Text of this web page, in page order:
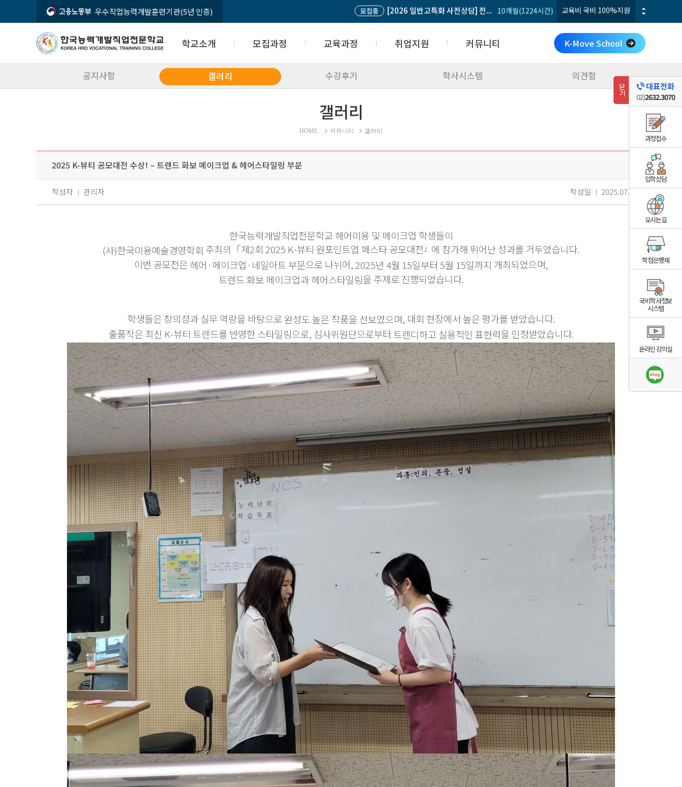
우수직업능력개발훈련기관(5년 인증) [우수과정]베트남 경영 중간관... 2025-08-29 ~ 2026-04-24 (국... 교육비 연수비 전액 무료
2개월(9회/주말) 교육비
학교소개
시설소개
모집과정
모집과정 접수
접수조회
교육과정
국가기간전략산업직종
내일배움카드
고등학교 위탁과정
재직자과정
사업주 위탁과정
취업지원
취업성공패키지
커뮤니티
공지사항
갤러리
K-Move School
입학상담문의
모집요강 입학상담 공지사항
공지사항 갤러리 수강후기 학사시스템 의견함
갤러리
HOME 커뮤니티 갤러리
2025 K-뷰티 공모대전 수상! – 트렌드 화보 메이크업 & 헤어스타일링 부문
작성자 관리자 작성일 2025.07.25
한국능력개발직업전문학교 헤어미용 및 메이크업 학생들이
(사)한국미용예술경영학회 주최의「제2회 2025 K-뷰티 원포인트업 페스타 공모대전 」 에 참가해 뛰어난 성과를 거두었습니다.
이번 공모전은 헤어·메이크업·네일아트 부문으로 나뉘어,2025년 4월 15일부터 5월 15일까지 개최되었으며,
트렌드 화보 메이크업과 헤어스타일링을 주제로 진행되었습니다.
학생들은 창의성과 실무 역량을 바탕으로 완성도 높은 작품을 선보였으며, 대회 현장에서 높은 평가를 받았습니다.
출품작은 최신 K-뷰티 트렌드를 반영한 스타일링으로, 심사위원단으로부터 트렌디하고 실용적인 표현력을 인정받았습니다.
대표전화
02)2632.3070
과정접수
입학상담
오시는길
학점은행제
국비학사정보
시스템
온라인 강의실
닫기